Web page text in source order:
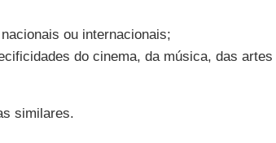
ou internacionais;
do cinema, da música, das
similares.